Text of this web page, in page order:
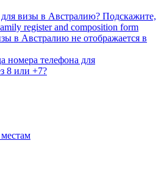
визы в Австралию? Подскажите,
register and composition form
в Австралию не отображается в
номера телефона для
8 или +7?